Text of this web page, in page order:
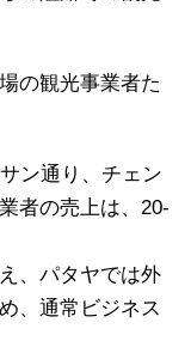
の観光事業者た
ン通り、チェン
者の売上は、20-
、パタヤでは外
、通常ビジネス